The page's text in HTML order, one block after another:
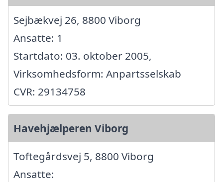
Sejbækvej 26, 8800 Viborg
Ansatte: 1
Startdato: 03. oktober 2005,
Virksomhedsform: Anpartsselskab
CVR: 29134758
Havehjælperen Viborg
Toftegårdsvej 5, 8800 Viborg
Ansatte: